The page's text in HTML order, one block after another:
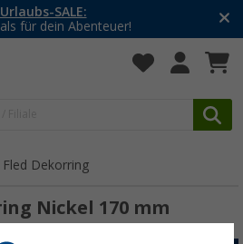
Urlaubs-SALE:
für dein Abenteuer!
Fled Dekorring
Nickel 170 mm